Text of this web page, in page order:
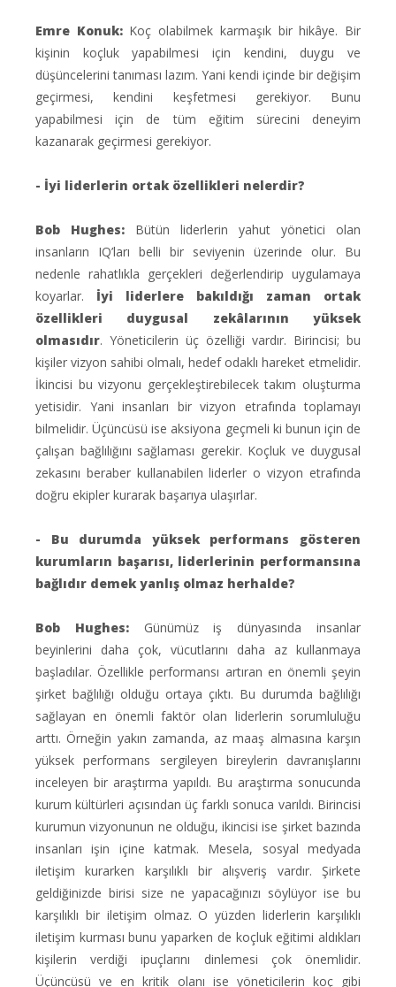
Emre Konuk:Koç olabilmek karmaşık bir hikâye. Bir
kişinin koçluk yapabilmesi için kendini, duygu ve
düşüncelerini tanıması lazım. Yani kendi içinde bir değişim
geçirmesi, kendini keşfetmesi gerekiyor. Bunu
yapabilmesi için de tüm eğitim sürecini deneyim
kazanarak geçirmesi gerekiyor.
- İyi liderlerin ortak özellikleri nelerdir?
Bob Hughes: Bütün liderlerin yahut yönetici olan
insanların IQ’ları belli bir seviyenin üzerinde olur. Bu
nedenle rahatlıkla gerçekleri değerlendirip uygulamaya
koyarlar. İyi liderlere bakıldığı zaman ortak
özellikleri duygusal zekâlarının yüksek
olmasıdır. Yöneticilerin üç özelliği vardır. Birincisi; bu
kişiler vizyon sahibi olmalı, hedef odaklı hareket etmelidir.
İkincisi bu vizyonu gerçekleştirebilecek takım oluşturma
yetisidir. Yani insanları bir vizyon etrafında toplamayı
bilmelidir. Üçüncüsü ise aksiyona geçmeli ki bunun için de
çalışan bağlılığını sağlaması gerekir. Koçluk ve duygusal
zekasını beraber kullanabilen liderler o vizyon etrafında
doğru ekipler kurarak başarıya ulaşırlar.
- Bu durumda yüksek performans gösteren
kurumların başarısı, liderlerinin performansına
bağlıdır demek yanlış olmaz herhalde?
Bob Hughes:Günümüz iş dünyasında insanlar
beyinlerini daha çok, vücutlarını daha az kullanmaya
başladılar. Özellikle performansı artıran en önemli şeyin
şirket bağlılığı olduğu ortaya çıktı. Bu durumda bağlılığı
sağlayan en önemli faktör olan liderlerin sorumluluğu
arttı. Örneğin yakın zamanda, az maaş almasına karşın
yüksek performans sergileyen bireylerin davranışlarını
inceleyen bir araştırma yapıldı. Bu araştırma sonucunda
kurum kültürleri açısından üç farklı sonuca varıldı. Birincisi
kurumun vizyonunun ne olduğu, ikincisi ise şirket bazında
insanları işin içine katmak. Mesela, sosyal medyada
iletişim kurarken karşılıklı bir alışveriş vardır. Şirkete
geldiğinizde birisi size ne yapacağınızı söylüyor ise bu
karşılıklı bir iletişim olmaz. O yüzden liderlerin karşılıklı
iletişim kurması bunu yaparken de koçluk eğitimi aldıkları
kişilerin verdiği ipuçlarını dinlemesi çok önemlidir.
Üçüncüsü ve en kritik olanı ise yöneticilerin koç gibi